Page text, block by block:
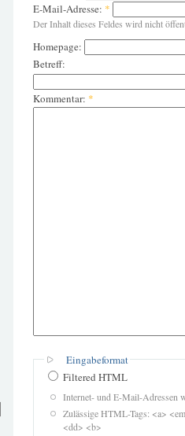
E-Mail-Adresse: *
Der Inhalt dieses Feldes wird nicht
Homepage:
Betreff:
Kommentar: *
Eingabeformat
Filtered HTML
Internet- und E-Mail-Adressen
Zulässige HTML-Tags: <a>
<dd> <b>